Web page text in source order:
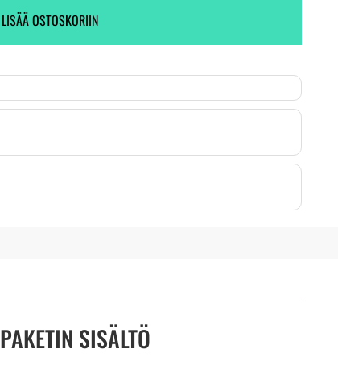
LISÄÄ OSTOSKORIIN
PAKETIN SISÄLTÖ